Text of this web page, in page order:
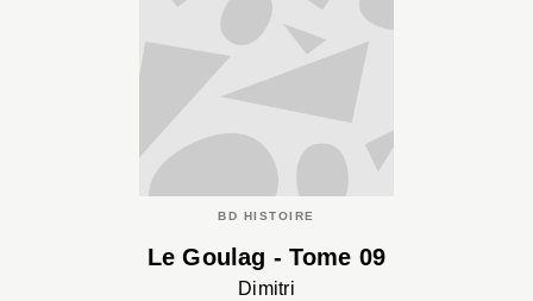
BD HISTOIRE
Le Goulag - Tome 09
Dimitri